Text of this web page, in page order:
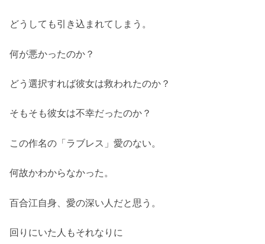
どうしても引き込まれてしまう。
何が悪かったのか？
どう選択すれば彼女は救われたのか？
そもそも彼女は不幸だったのか？
この作名の「ラブレス」愛のない。
何故かわからなかった。
百合江自身、愛の深い人だと思う。
回りにいた人もそれなりに